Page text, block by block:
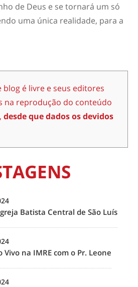
de Deus e se tornará um só
uma única realidade, para a
é livre e seus editores
na reprodução do conteúdo
desde que dados os devidos
Batista Central de São Luís
na IMRE com o Pr. Leone